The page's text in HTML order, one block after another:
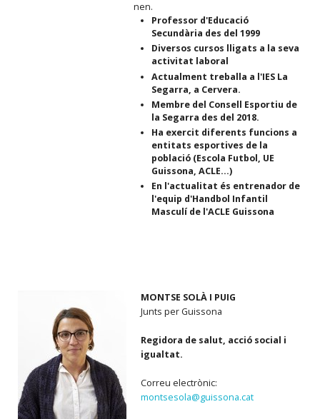
nen.
Professor d'Educació
Secundària des del 1999
Diversos cursos lligats a la seva
activitat laboral
Actualment treballa a l'IES La
Segarra, a Cervera.
Membre del Consell Esportiu de
la Segarra des del 2018.
Ha exercit diferents funcions a
entitats esportives de la
població (Escola Futbol, UE
Guissona, ACLE...)
En l'actualitat és entrenador de
l'equip d'Handbol Infantil
Masculí de l'ACLE Guissona
MONTSE SOLÀ I PUIG
Junts per Guissona
Regidora de salut, acció social i
igualtat.
Correu electrònic:
montsesola@guissona.cat